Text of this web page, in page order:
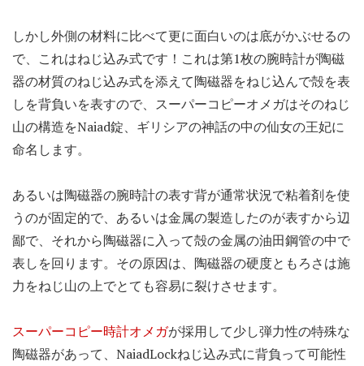
しかし外側の材料に比べて更に面白いのは底がかぶせるの
で、これはねじ込み式です！これは第1枚の腕時計が陶磁
器の材質のねじ込み式を添えて陶磁器をねじ込んで殻を表
しを背負いを表すので、スーパーコピーオメガはそのねじ
山の構造をNaiad錠、ギリシアの神話の中の仙女の王妃に
命名します。
あるいは陶磁器の腕時計の表す背が通常状況で粘着剤を使
うのが固定的で、あるいは金属の製造したのが表すから辺
鄙で、それから陶磁器に入って殻の金属の油田鋼管の中で
表しを回ります。その原因は、陶磁器の硬度ともろさは施
力をねじ山の上でとても容易に裂けさせます。
スーパーコピー時計オメガが採用して少し弾力性の特殊な
陶磁器があって、NaiadLockねじ込み式に背負って可能性